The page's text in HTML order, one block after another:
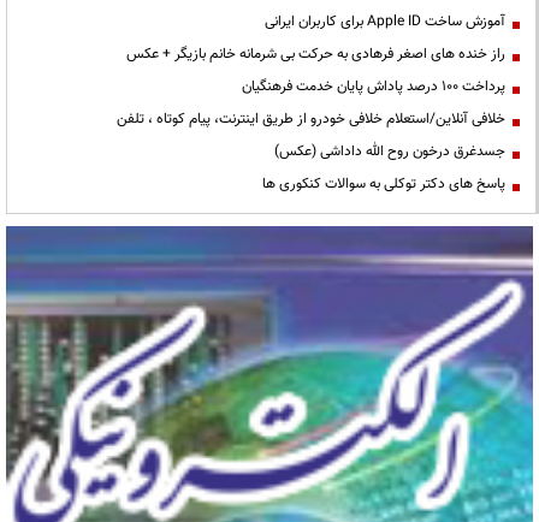
آموزش ساخت Apple ID برای کاربران ایرانی
راز خنده های اصغر فرهادی به حرکت بی شرمانه خانم بازیگر + عکس
پرداخت ۱۰۰ درصد پاداش پایان خدمت فرهنگیان
خلافی آنلاین/استعلام خلافی خودرو از طریق اینترنت، پیام کوتاه ، تلفن
جسدغرق درخون روح الله داداشی (عکس)
پاسخ های دکتر توکلی به سوالات کنکوری ها